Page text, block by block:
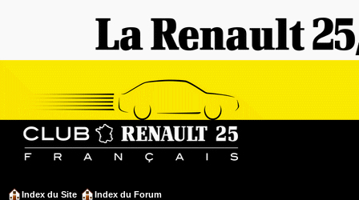
Index du Site Index du Forum